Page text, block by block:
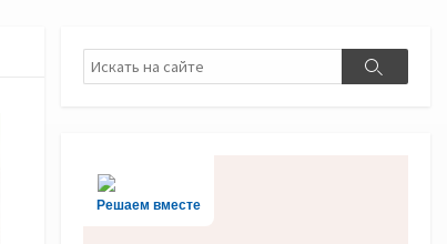
Поиск
Поиск
Решаем вместе